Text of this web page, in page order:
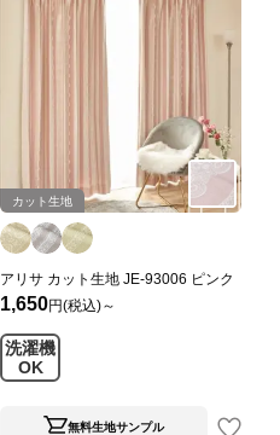
カット生地
アリサ カット生地 JE-93006 ピンク
1,650円(税込)～
洗濯機
OK
無料生地サンプル